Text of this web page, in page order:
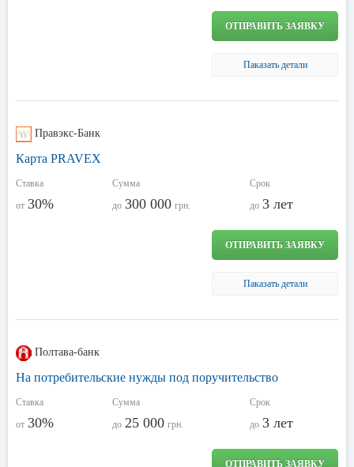
ОТПРАВИТЬ ЗАЯВКУ
Паказать детали
Правэкс-Банк
Карта PRAVEX
Ставка
от 30%
Сумма
до 300 000 грн.
Срок
до 3 лет
ОТПРАВИТЬ ЗАЯВКУ
Паказать детали
Полтава-банк
На потребительские нужды под поручительство
Ставка
от 30%
Сумма
до 25 000 грн.
Срок
до 3 лет
ОТПРАВИТЬ ЗАЯВКУ